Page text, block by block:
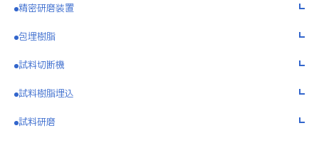
精密研磨装置
包埋樹脂
試料切断機
試料樹脂埋込
試料研磨